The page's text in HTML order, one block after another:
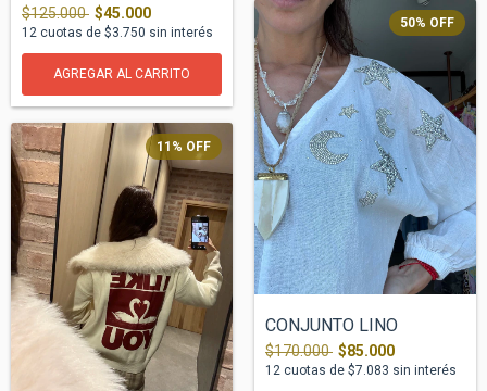
$125.000 $45.000
12 cuotas de $3.750 sin interés
AGREGAR AL CARRITO
11 % OFF
50% OFF
CONJUNTO LINO
$170.000 $85.000
12 cuotas de $7.083 sin interés